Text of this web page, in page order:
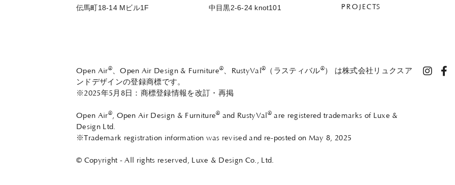
伝馬町18-14 Mビル1F
中目黒2-6-24 knot101
PROJECTS
Open Air®、Open Air Design & Furniture®、RustyVal® （ラスティバル®） は株式会社リュクスア
ンドデザインの登録商標です。
※2025年5月8日：商標登録情報を改訂・再掲
Open Air®, Open Air Design & Furniture® and RustyVal ® are registered trademarks of Luxe &
Design Ltd.
※Trademark registration information was revised and re-posted on May 8, 2025
© Copyright - All rights reserved, Luxe & Design Co., Ltd.